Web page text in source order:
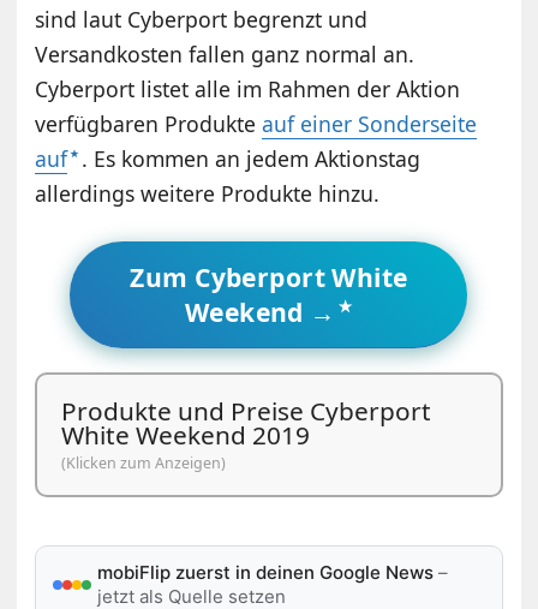
sind laut Cyberport begrenzt und
Versandkosten fallen ganz normal an.
Cyberport listet alle im Rahmen der Aktion
verfügbaren Produkteauf einer Sonderseite
auf . Es kommen an jedem Aktionstag
allerdings weitere Produkte hinzu.
Zum Cyberport White
Weekend →
Produkte und Preise Cyberport
White Weekend 2019
(Klicken zum Anzeigen)
mobiFlip zuerst in deinen Google News –
jetzt als Quelle setzen